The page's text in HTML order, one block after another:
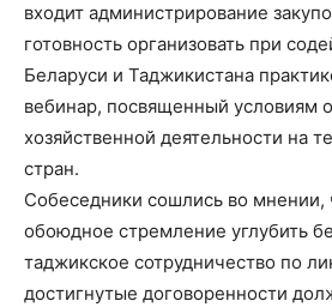
входит администрирование
готовность организовать при
Беларуси и Таджикистана
вебинар, посвященный условиям
хозяйственной деятельности на
стран.
Собеседники сошлись во мнении,
обоюдное стремление углубить
таджикское сотрудничество по
достигнутые договоренности